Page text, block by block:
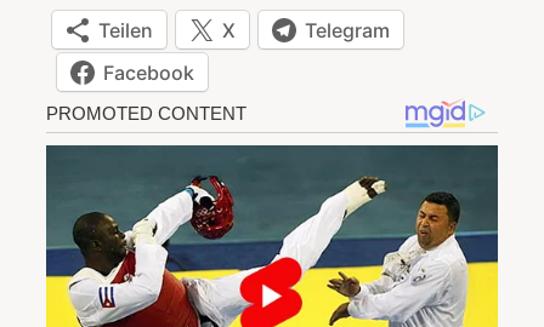
Teilen X
Telegram
Facebook